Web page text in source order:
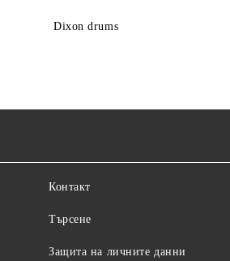
Dixon drums
Контакт
Търсене
Защита на личните данни